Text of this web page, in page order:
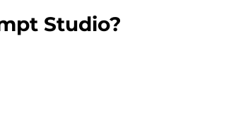
Studio?